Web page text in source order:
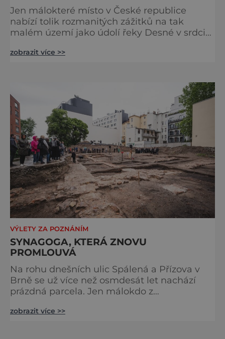
Jen málokteré místo v České republice
nabízí tolik rozmanitých zážitků na tak
malém území jako údolí řeky Desné v srdci
nahlédnout do útrob jedné z
na koloběžce a den zakončit poznáváním
památek ve Velkých Losinách nebo v
termálním parku. [caption
id="attachment_92379" align="
zobrazit více >>
VÝLETY ZA POZNÁNÍM
SYNAGOGA, KTERÁ ZNOVU
PROMLOUVÁ
Na rohu dnešních ulic Spálená a Přízova v
Brně se už více než osmdesát let nachází
prázdná parcela. Jen málokdo z
z největších synagog v českých zemích –
zobrazit více >>